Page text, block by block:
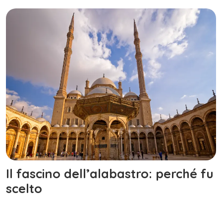
Il fascino dell’alabastro: perché fu
scelto